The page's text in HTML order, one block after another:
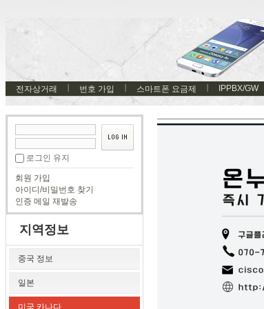
전자상거래 번호 가입 스마트폰 요금제 IPPBX/GW
로그인 유지
회원 가입
아이디/비밀번호 찾기
인증 메일 재발송
지역정보
중국 정보
일본
미국 카나다